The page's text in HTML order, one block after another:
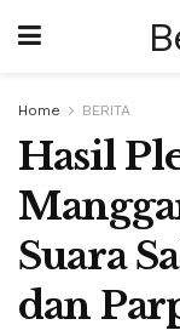
Home BERITA
Hasil
Suara
dan